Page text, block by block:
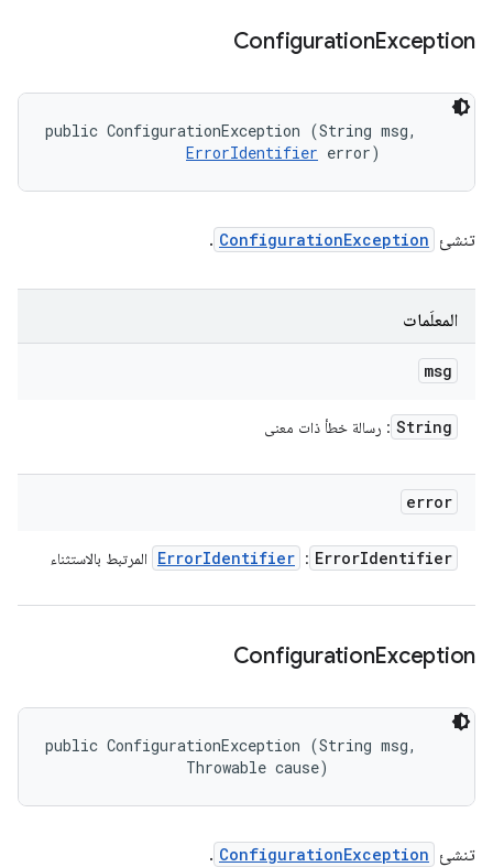
ConfigurationException
public ConfigurationException (String msg,
ErrorIdentifier error)
تنشئ ConfigurationException
.
المعلَمات
msg
String : رسالة خطأ ذات معنى
error
ErrorIdentifier
:
ErrorIdentifier المرتبط بالاستثناء
ConfigurationException
public ConfigurationException (String msg,
                Throwable cause)
تنشئ ConfigurationException
.